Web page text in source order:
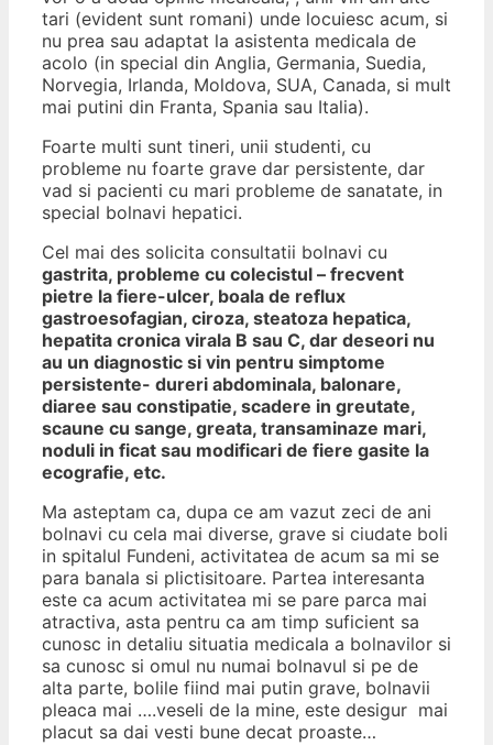
tari (evident sunt romani) unde locuiesc acum, si
nu prea sau adaptat la asistenta medicala de
acolo (in special din Anglia, Germania, Suedia,
Norvegia, Irlanda, Moldova, SUA, Canada, si mult
mai putini din Franta, Spania sau Italia).
Foarte multi sunt tineri, unii studenti, cu
probleme nu foarte grave dar persistente, dar
vad si pacienti cu mari probleme de sanatate, in
special bolnavi hepatici.
Cel mai des solicita consultatii bolnavi cu
gastrita, probleme cu colecistul – frecvent
pietre la fiere-ulcer, boala de reflux
gastroesofagian, ciroza, steatoza hepatica,
hepatita cronica virala B sau C, dar deseori nu
au un diagnostic si vin pentru simptome
persistente- dureri abdominala, balonare,
diaree sau constipatie, scadere in greutate,
scaune cu sange, greata, transaminaze mari,
noduli in ficat sau modificari de fiere gasite la
ecografie, etc.
Ma asteptam ca, dupa ce am vazut zeci de ani
bolnavi cu cela mai diverse, grave si ciudate boli
in spitalul Fundeni, activitatea de acum sa mi se
para banala si plictisitoare. Partea interesanta
este ca acum activitatea mi se pare parca mai
atractiva, asta pentru ca am timp suficient sa
cunosc in detaliu situatia medicala a bolnavilor si
sa cunosc si omul nu numai bolnavul si pe de
alta parte, bolile fiind mai putin grave, bolnavii
pleaca mai ….veseli de la mine, este desigur mai
placut sa dai vesti bune decat proaste…